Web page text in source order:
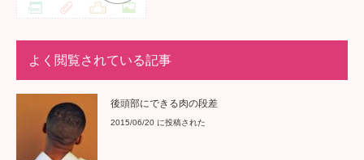
よく閲覧されている記事
後頭部にできる肉の段差
2015/06/20 に投稿された